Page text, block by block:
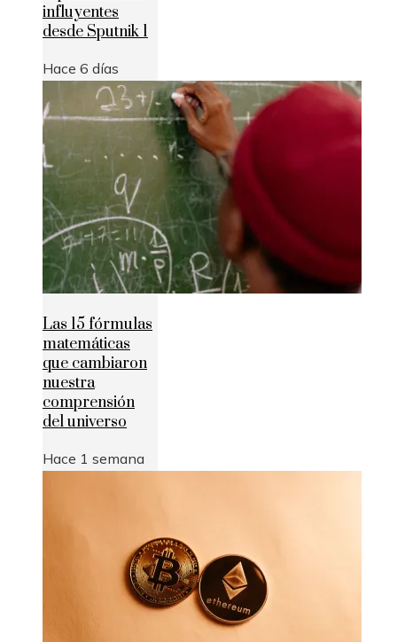
influyentes
desde Sputnik 1
Hace 6 días
Las 15 fórmulas
matemáticas
que cambiaron
nuestra
comprensión
del universo
Hace 1 semana